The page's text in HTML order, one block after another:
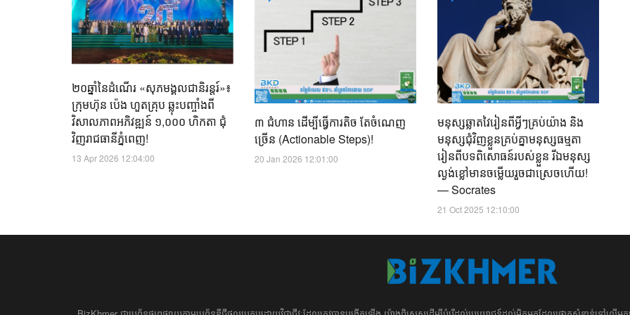
២០ឆ្នាំនៃដំណើរ «សុភមង្គលជានិរន្តរ៍»៖
ក្រុមហ៊ុន ប៉េង ហួតគ្រុប ឆ្លុះបញ្ចាំងពី
វិសាលភាពអភិវឌ្ឍន៍ ១,០០០ ហិកតា ជុំ
វិញរាជធានីភ្នំពេញ!
13 Apr 2026 12:04:00
៣ ជំហាន ដើម្បីធ្វើការតិច តែចំណេញ
ច្រើន (Actionable Steps)!
20 Jan 2026 12:01:00
មនុស្សឆ្លាតវៃរៀនពីអ្វីៗគ្រប់យ៉ាង និង
មនុស្សជុំវិញខ្លួនគ្រប់គ្នាមនុស្សធម្មតា
រៀនពីបទពិសោធន៍របស់ខ្លួន រីឯមនុស្ស
ល្ងង់ខ្លៅមានចម្លើយរួចជាស្រេចហើយ!
— Socrates
21 Oct 2025 12:10:00